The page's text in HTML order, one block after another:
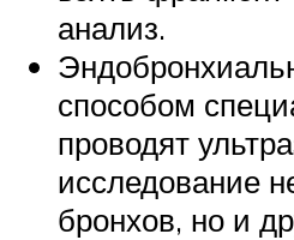
анализ.
способом
проводят
исследование
бронхов, но и